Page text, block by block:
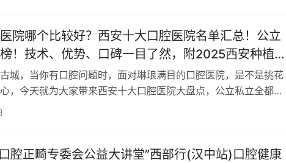
院哪个比较好？西安十大口腔医院名单汇总！公立
！技术、优势、口碑一目了然，附2025西安种植
正价格表
城，当你有口腔问题时，面对琳琅满目的口腔医院，是不是挑花
，今天就为大家带来西安十大口腔医院大盘点，公立私立全都
年最新的西安种植牙、牙齿矫正价…
腔正畸专委会公益大讲堂”西部行(汉中站)口腔健康